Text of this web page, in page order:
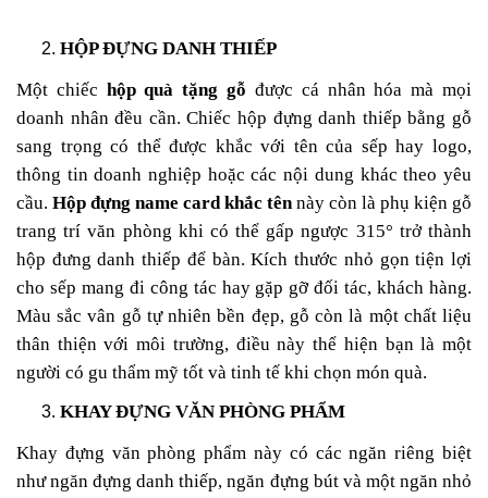
HỘP ĐỰNG DANH THIẾP
Một chiếc hộp quà tặng gỗ được cá nhân hóa mà mọi
doanh nhân đều cần. Chiếc hộp đựng danh thiếp bằng gỗ
sang trọng có thể được khắc với tên của sếp hay logo,
thông tin doanh nghiệp hoặc các nội dung khác theo yêu
cầu. Hộp đựng name card khắc tênnày còn là phụ kiện gỗ
trang trí văn phòng khi có thể gấp ngược 315° trở thành
hộp đưng danh thiếp để bàn. Kích thước nhỏ gọn tiện lợi
cho sếp mang đi công tác hay gặp gỡ đối tác, khách hàng.
Màu sắc vân gỗ tự nhiên bền đẹp, gỗ còn là một chất liệu
thân thiện với môi trường, điều này thể hiện bạn là một
người có gu thẩm mỹ tốt và tinh tế khi chọn món quà.
KHAY ĐỰNG VĂN PHÒNG PHẨM
Khay đựng văn phòng phẩm này có các ngăn riêng biệt
như ngăn đựng danh thiếp, ngăn đựng bút và một ngăn nhỏ